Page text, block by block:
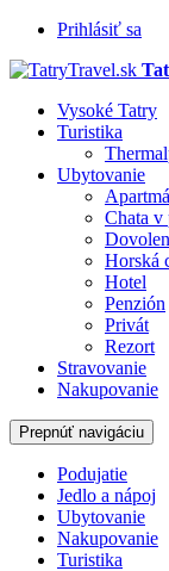
Prihlásiť sa
Vysoké Tatry
Turistika
Ubytovanie
Chata v
Horská
Hotel
Penzión
Privát
Rezort
Stravovanie
Nakupovanie
Prepnúť navigáciu
Podujatie
Jedlo a nápoj
Ubytovanie
Nakupovanie
Turistika